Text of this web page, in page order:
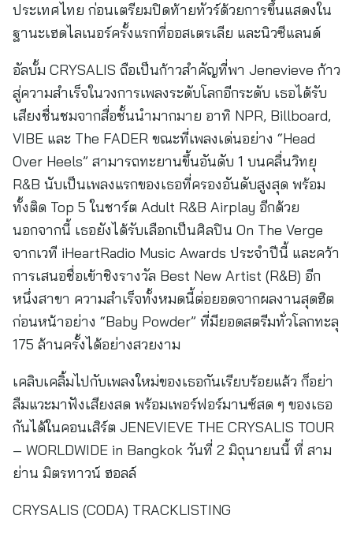
ประเทศไทย ก่อนเตรียมปิดท้ายทัวร์ด้วยการขึ้นแสดงใน
ฐานะเฮดไลเนอร์ครั้งแรกที่ออสเตรเลีย และนิวซีแลนด์
อัลบั้ม CRYSALIS ถือเป็นก้าวสำคัญที่พา Jenevieve ก้าว
สู่ความสำเร็จในวงการเพลงระดับโลกอีกระดับ เธอได้รับ
เสียงชื่นชมจากสื่อชั้นนำมากมาย อาทิ NPR, Billboard,
VIBE และ The FADER ขณะที่เพลงเด่นอย่าง “Head
Over Heels” สามารถทะยานขึ้นอันดับ 1 บนคลื่นวิทยุ
R&B นับเป็นเพลงแรกของเธอที่ครองอันดับสูงสุด พร้อม
ทั้งติด Top 5 ในชาร์ต Adult R&B Airplay อีกด้วย
นอกจากนี้ เธอยังได้รับเลือกเป็นศิลปิน On The Verge
จากเวที iHeartRadio Music Awards ประจำปีนี้ และคว้า
การเสนอชื่อเข้าชิงรางวัล Best New Artist (R&B) อีก
หนึ่งสาขา ความสำเร็จทั้งหมดนี้ต่อยอดจากผลงานสุดฮิต
ก่อนหน้าอย่าง “Baby Powder” ที่มียอดสตรีมทั่วโลกทะลุ
175 ล้านครั้งได้อย่างสวยงาม
เคลิบเคลิ้มไปกับเพลงใหม่ของเธอกันเรียบร้อยแล้ว ก็อย่า
ลืมแวะมาฟังเสียงสด พร้อมเพอร์ฟอร์มานซ์สด ๆ ของเธอ
กันได้ในคอนเสิร์ต JENEVIEVE THE CRYSALIS TOUR
– WORLDWIDE in Bangkok วันที่ 2 มิถุนายนนี้ ที่ สาม
ย่าน มิตรทาวน์ ฮอลล์
CRYSALIS (CODA) TRACKLISTING